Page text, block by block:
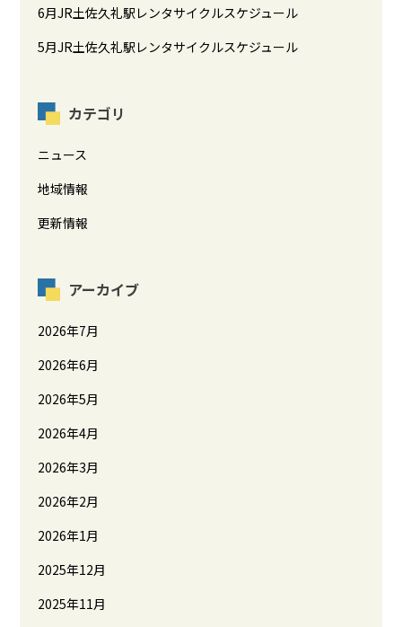
6月JR土佐久礼駅レンタサイクルスケジュール
5月JR土佐久礼駅レンタサイクルスケジュール
カテゴリ
ニュース
地域情報
更新情報
アーカイブ
2026年7月
2026年6月
2026年5月
2026年4月
2026年3月
2026年2月
2026年1月
2025年12月
2025年11月